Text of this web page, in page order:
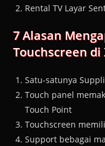
Rental TV Layar
7 Alasan
Touchscreen
Satu-satunya
Touch panel
Touch Point
Touchscreen
Support bebagai